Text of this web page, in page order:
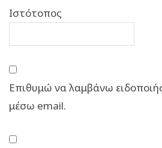
Ιστότοπος
Επιθυμώ να λαμβάνω
μέσω email.